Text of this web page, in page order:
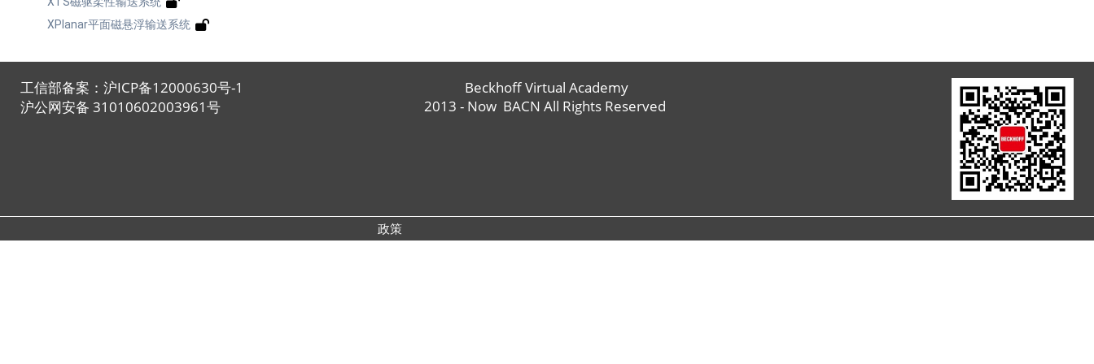
XPlanar平面磁悬浮输送系统
工信部备案：沪ICP备12000630号-1
沪公网安备 31010602003961号
Beckhoff Virtual Academy
2013 - Now BACN All Rights Reserved
政策